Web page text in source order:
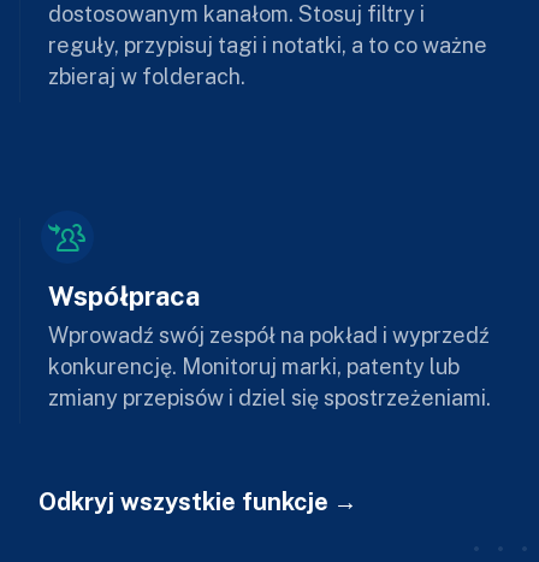
dostosowanym kanałom. Stosuj filtry i
reguły, przypisuj tagi i notatki, a to co ważne
zbieraj w folderach.
Współpraca
Wprowadź swój zespół na pokład i wyprzedź
konkurencję. Monitoruj marki, patenty lub
zmiany przepisów i dziel się spostrzeżeniami.
Odkryj wszystkie funkcje